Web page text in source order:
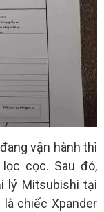
vận hành thì
cọc. Sau đó,
lý Mitsubishi tại
chiếc Xpander